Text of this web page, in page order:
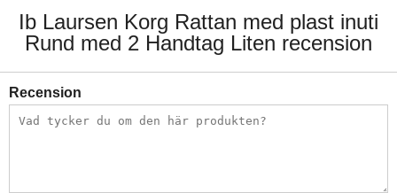
Ib Laursen Korg Rattan med plast inuti
Rund med 2 Handtag Liten recension
Recension